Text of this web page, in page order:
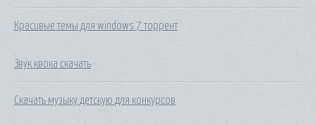
Красивые темы для windows 7 торрент
Звук квока скачать
Скачать музыку детскую для конкурсов